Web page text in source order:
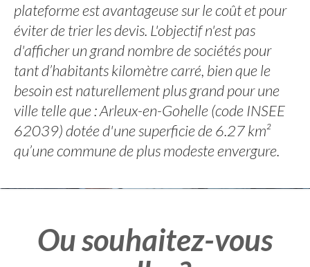
plateforme est avantageuse sur le coût et pour
éviter de trier les devis. L'objectif n'est pas
d'afficher un grand nombre de sociétés pour
tant d’habitants kilomètre carré, bien que le
besoin est naturellement plus grand pour une
ville telle que : Arleux-en-Gohelle (code INSEE
62039) dotée d'une superficie de 6.27 km²
qu’une commune de plus modeste envergure.
Ou souhaitez-vous